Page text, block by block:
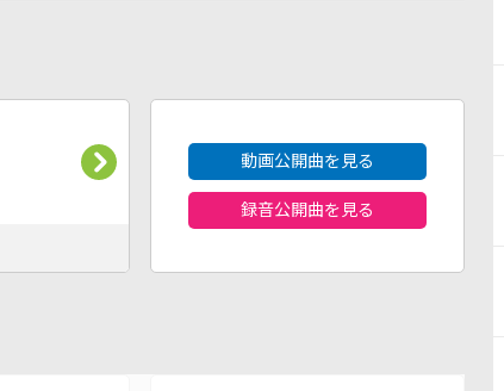
動画公開曲を見る
録音公開曲を見る